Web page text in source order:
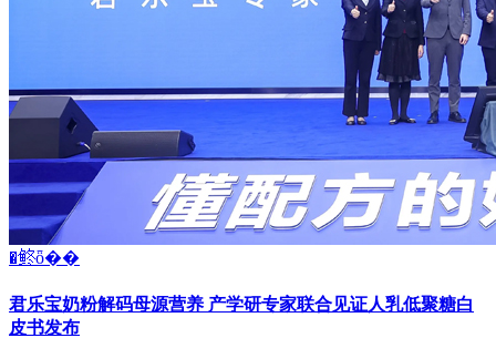
�鿴ȫ��
君乐宝奶粉解码母源营养 产学研专家联合见证人乳低聚糖白
皮书发布